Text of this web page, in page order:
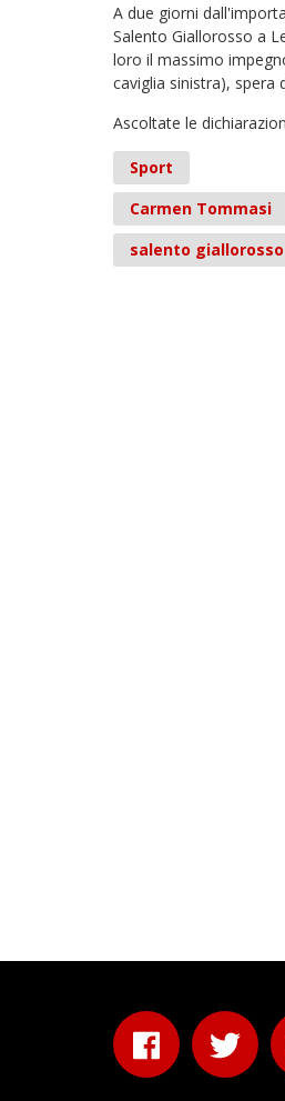
A due giorni
Salento Giallorosso a
loro il massimo
caviglia sinistra), spera
Ascoltate le
Sport
Carmen Tommasi
salento giallorosso